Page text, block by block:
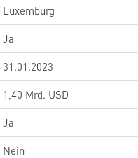
Luxemburg
Ja
31.01.2023
1,40 Mrd. USD
Ja
Nein